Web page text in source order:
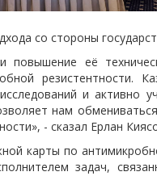
со стороны
повышение её
резистентности.
и активно
нам
- сказал Ерлан
карты по
задач,